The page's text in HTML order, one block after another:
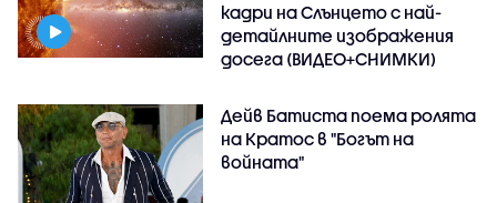
кадри на Слънцето с най-
детайлните изображения
досега (ВИДЕО+СНИМКИ)
Дейв Батиста поема ролята
на Кратос в "Богът на
войната"